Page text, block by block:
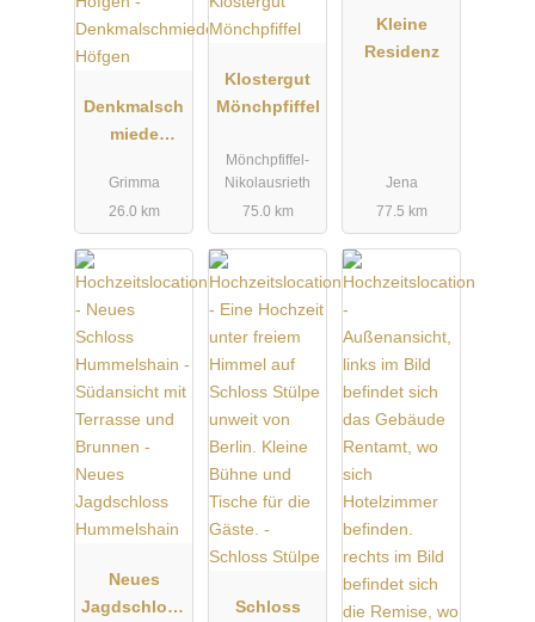
Denkmalsch
miede
Grimma
26.0 km
Klostergut
Mönchpfiffel
Mönchpfiffel-
Nikolausrieth
75.0 km
Kleine
Residenz
Jena
77.5 km
Neues
Jagdschloss
Schloss